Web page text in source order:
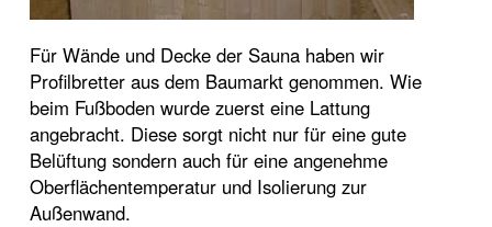
Für Wände und Decke der Sauna haben wir
Profilbretter aus dem Baumarkt genommen. Wie
beim Fußboden wurde zuerst eine Lattung
angebracht. Diese sorgt nicht nur für eine gute
Belüftung sondern auch für eine angenehme
Oberflächentemperatur und Isolierung zur
Außenwand.